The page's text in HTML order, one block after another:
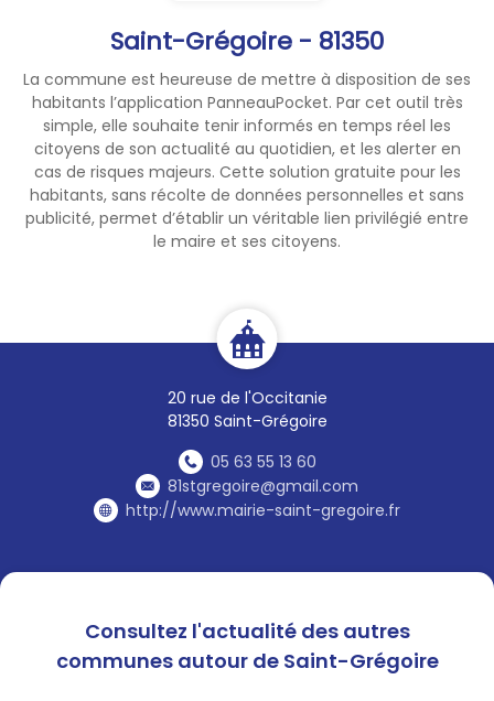
Saint-Grégoire - 81350
La commune est heureuse de mettre à disposition de ses
habitants l’application PanneauPocket. Par cet outil très
simple, elle souhaite tenir informés en temps réel les
citoyens de son actualité au quotidien, et les alerter en
cas de risques majeurs. Cette solution gratuite pour les
habitants, sans récolte de données personnelles et sans
publicité, permet d’établir un véritable lien privilégié entre
le maire et ses citoyens.
20 rue de l'Occitanie
81350 Saint-Grégoire
05 63 55 13 60
81stgregoire@gmail.com
http://www.mairie-saint-gregoire.fr
Consultez l'actualité des autres
communes autour de Saint-Grégoire